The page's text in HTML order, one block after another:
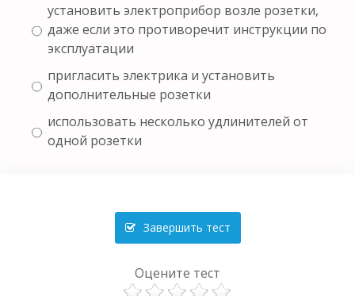
установить электроприбор возле розетки,
даже если это противоречит инструкции по
эксплуатации
пригласить электрика и установить
дополнительные розетки
использовать несколько удлинителей от
одной розетки
Завершить тест
Оцените тест